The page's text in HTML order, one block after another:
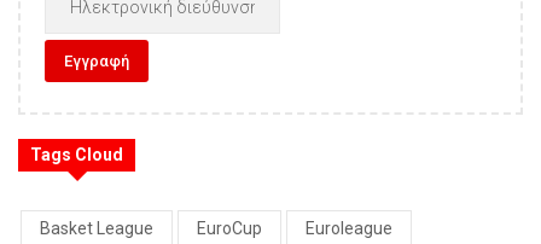
Tags Cloud
Basket League EuroCup Euroleague